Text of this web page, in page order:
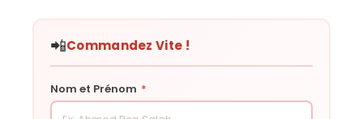
📲Commandez Vite !
Nom et Prénom *